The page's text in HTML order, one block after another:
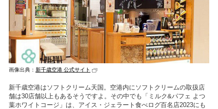
画像出典： 新千歳空港 公式サイト
新千歳空港はソフトクリーム天国。空港内にソフトクリームの取扱店
舗は30店舗以上もあるそうですよ。その中でも「ミルク&パフェ よつ
葉ホワイトコージ」は、アイス・ジェラート食べログ百名店2023にも